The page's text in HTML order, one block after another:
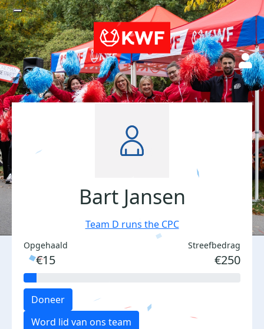
Bart Jansen
Team D runs the CPC
Opgehaald
€15
Streefbedrag
€250
Doneer
Word lid van ons team